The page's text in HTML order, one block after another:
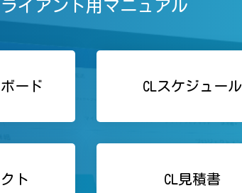
イアント用マニュアル
ード CLスケジュール
ト CL見積書